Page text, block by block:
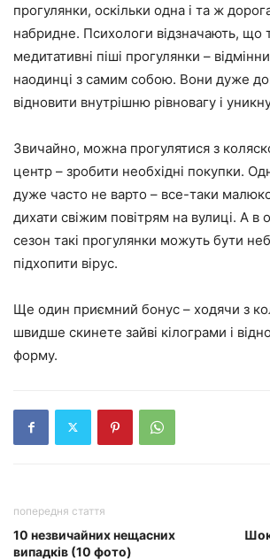
прогулянки, оскільки одна і та ж
набридне. Психологи відзначають, що
медитативні піші прогулянки –
наодинці з самим собою. Вони дуже
відновити внутрішню рівновагу і
Звичайно, можна прогулятися з
центр – зробити необхідні покупки.
дуже часто не варто – все-таки
дихати свіжим повітрям на вулиці. А в
сезон такі прогулянки можуть бути
підхопити вірус.
Ще один приємний бонус – ходячи з
швидше скинете зайві кілограми і
форму.
попередня стаття
10 незвичайних нещасних
випадків (10 фото)